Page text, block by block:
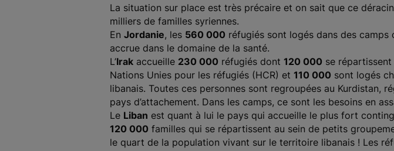
La situation sur place est très précaire et on sait que ce
milliers de familles syriennes.
En Jordanie, les 560 000 réfugiés sont logés dans des camps
accrue dans le domaine de la santé.
L’Irak accueille 230 000 réfugiés dont 120 000 se répartissent
Nations Unies pour les réfugiés (HCR) et 110 000 sont logés
libanais. Toutes ces personnes sont regroupées au Kurdistan,
pays d’attachement. Dans les camps, ce sont les besoins en
Le Liban est quant à lui le pays qui accueille le plus fort
120 000 familles qui se répartissent au sein de petits
le quart de la population vivant sur le territoire libanais ! Les